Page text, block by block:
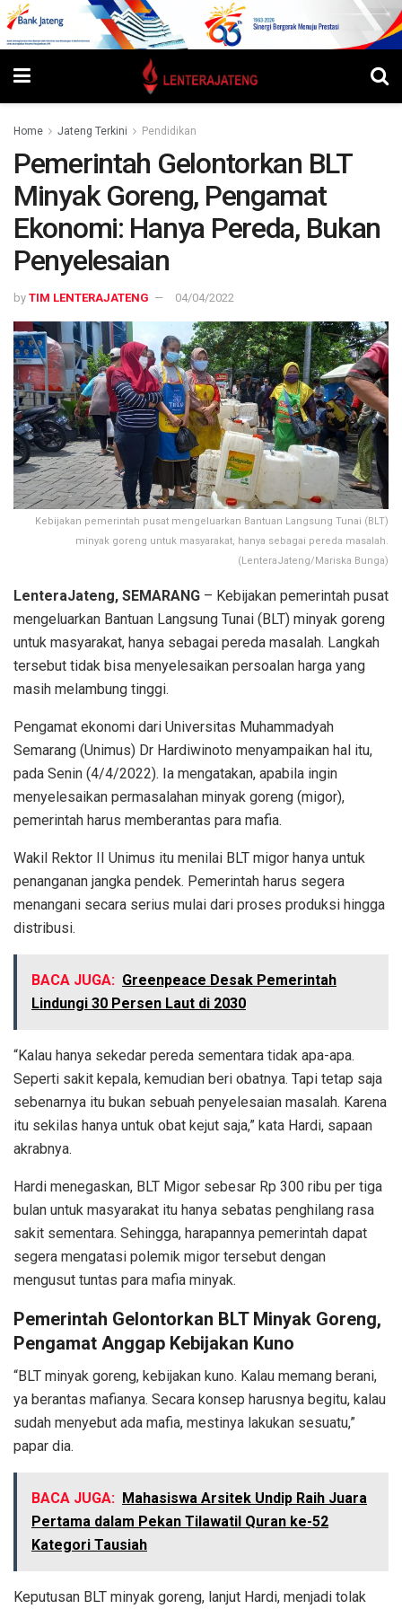
Home Jateng Terkini Pendidikan
Pemerintah Gelontorkan BLT
Minyak Goreng, Pengamat
Ekonomi: Hanya Pereda, Bukan
Penyelesaian
by TIM LENTERAJATENG 04/04/2022
Kebijakan pemerintah pusat mengeluarkan Bantuan Langsung Tunai (BLT)
minyak goreng untuk masyarakat, hanya sebagai pereda masalah.
(LenteraJateng/Mariska Bunga)
LenteraJateng, SEMARANG – Kebijakan pemerintah pusat
mengeluarkan Bantuan Langsung Tunai (BLT) minyak goreng
untuk masyarakat, hanya sebagai pereda masalah. Langkah
tersebut tidak bisa menyelesaikan persoalan harga yang
masih melambung tinggi.
Pengamat ekonomi dari Universitas Muhammadyah
Semarang (Unimus) Dr Hardiwinoto menyampaikan hal itu,
pada Senin (4/4/2022). Ia mengatakan, apabila ingin
menyelesaikan permasalahan minyak goreng (migor),
pemerintah harus memberantas para mafia.
Wakil Rektor II Unimus itu menilai BLT migor hanya untuk
penanganan jangka pendek. Pemerintah harus segera
menangani secara serius mulai dari proses produksi hingga
distribusi.
BACA JUGA: Greenpeace Desak Pemerintah
Lindungi 30 Persen Laut di 2030
“Kalau hanya sekedar pereda sementara tidak apa-apa.
Seperti sakit kepala, kemudian beri obatnya. Tapi tetap saja
sebenarnya itu bukan sebuah penyelesaian masalah. Karena
itu sekilas hanya untuk obat kejut saja,” kata Hardi, sapaan
akrabnya.
Hardi menegaskan, BLT Migor sebesar Rp 300 ribu per tiga
bulan untuk masyarakat itu hanya sebatas penghilang rasa
sakit sementara. Sehingga, harapannya pemerintah dapat
segera mengatasi polemik migor tersebut dengan
mengusut tuntas para mafia minyak.
Pemerintah Gelontorkan BLT Minyak Goreng,
Pengamat Anggap Kebijakan Kuno
“BLT minyak goreng, kebijakan kuno. Kalau memang berani,
ya berantas mafianya. Secara konsep harusnya begitu, kalau
sudah menyebut ada mafia, mestinya lakukan sesuatu,”
papar dia.
BACA JUGA: Mahasiswa Arsitek Undip Raih Juara
Pertama dalam Pekan Tilawatil Quran ke-52
Kategori Tausiah
Keputusan BLT minyak goreng, lanjut Hardi, menjadi tolak